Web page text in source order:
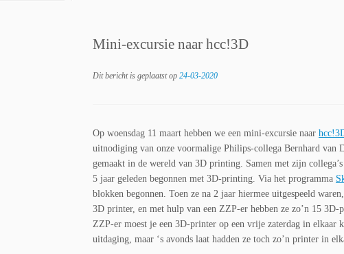
Mini-excursie naar hcc!3D
Dit bericht is geplaatst op 24-03-2020
Op woensdag 11 maart hebben we een mini-excursie naar
uitnodiging van onze voormalige Philips-collega Bernhard van
gemaakt in de wereld van 3D printing. Samen met zijn
5 jaar geleden begonnen met 3D-printing. Via het programma
blokken begonnen. Toen ze na 2 jaar hiermee uitgespeeld
3D printer, en met hulp van een ZZP-er hebben ze zo’n 15 3D-
ZZP-er moest je een 3D-printer op een vrije zaterdag in elkaar
uitdaging, maar ‘s avonds laat hadden ze toch zo’n printer in